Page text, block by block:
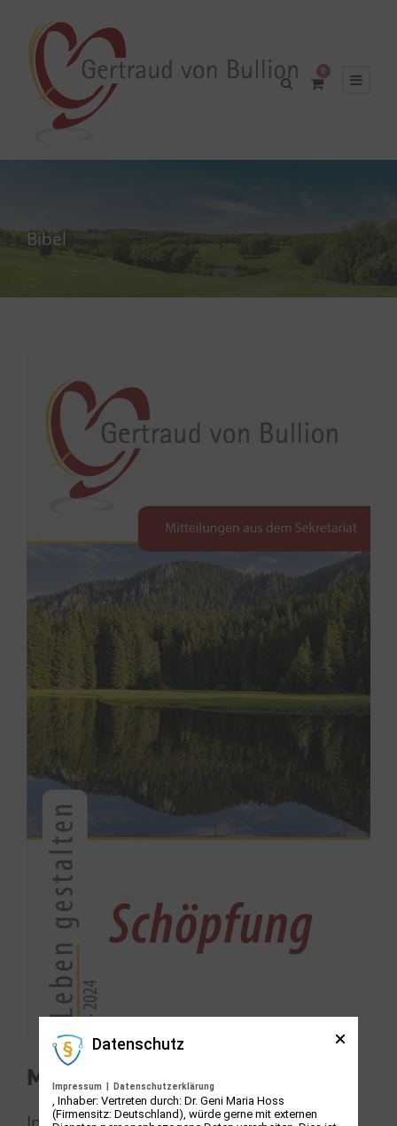
0
Bibel
Mitteilung – Schöpfung
Datenschutz
Impressum Datenschutzerklärung
, Inhaber: Vertreten durch: Dr. Geni Maria Hoss
(Firmensitz: Deutschland), würde gerne mit externen